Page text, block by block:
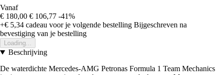
Vanaf
€ 180,00 € 106,77 -41%
+€ 5,34 cadeau voor je volgende bestelling Bijgeschreven na
bevestiging van je bestelling
Loading...
Beschrijving
De waterdichte Mercedes-AMG Petronas Formula 1 Team Mechanics